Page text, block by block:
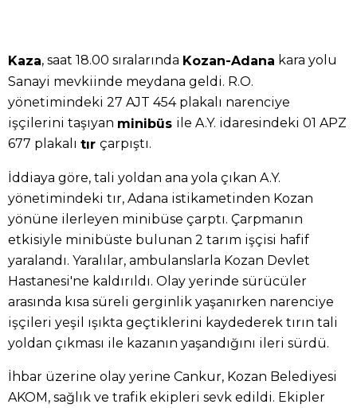
Kaza, saat 18.00 sıralarında Kozan-Adana kara yolu
Sanayi mevkiinde meydana geldi. R.O.
yönetimindeki 27 AJT 454 plakalı narenciye
işçilerini taşıyan minibüs ile A.Y. idaresindeki 01 APZ
677 plakalı tır çarpıştı.
İddiaya göre, tali yoldan ana yola çıkan A.Y.
yönetimindeki tır, Adana istikametinden Kozan
yönüne ilerleyen minibüse çarptı. Çarpmanın
etkisiyle minibüste bulunan 2 tarım işçisi hafif
yaralandı. Yaralılar, ambulanslarla Kozan Devlet
Hastanesi'ne kaldırıldı. Olay yerinde sürücüler
arasında kısa süreli gerginlik yaşanırken narenciye
işçileri yeşil ışıkta geçtiklerini kaydederek tırın tali
yoldan çıkması ile kazanın yaşandığını ileri sürdü.
İhbar üzerine olay yerine Cankur, Kozan Belediyesi
AKOM, sağlık ve trafik ekipleri sevk edildi. Ekipler